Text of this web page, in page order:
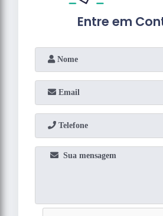
Entre em